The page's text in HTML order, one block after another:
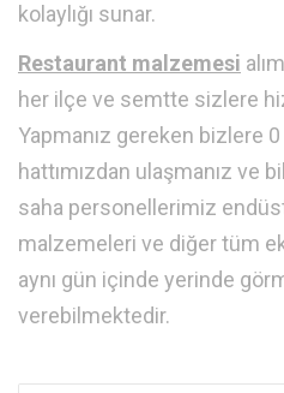
kolaylığı sunar.
Restaurant malzemesi
her ilçe ve semtte sizlere
Yapmanız gereken bizlere
hattımızdan ulaşmanız ve
saha personellerimiz
malzemeleri ve diğer tüm
aynı gün içinde yerinde
verebilmektedir.